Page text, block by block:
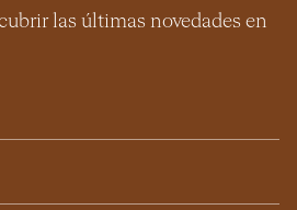
las últimas novedades en